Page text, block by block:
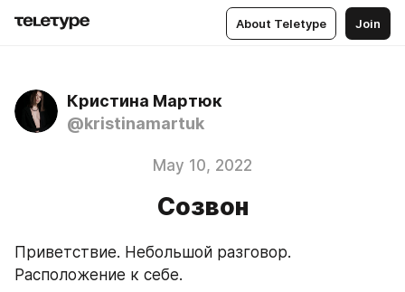
About Teletype Join
Кристина Мартюк
@kristinamartuk
May 10, 2022
Созвон
Приветствие. Небольшой разговор.
Расположение к себе.